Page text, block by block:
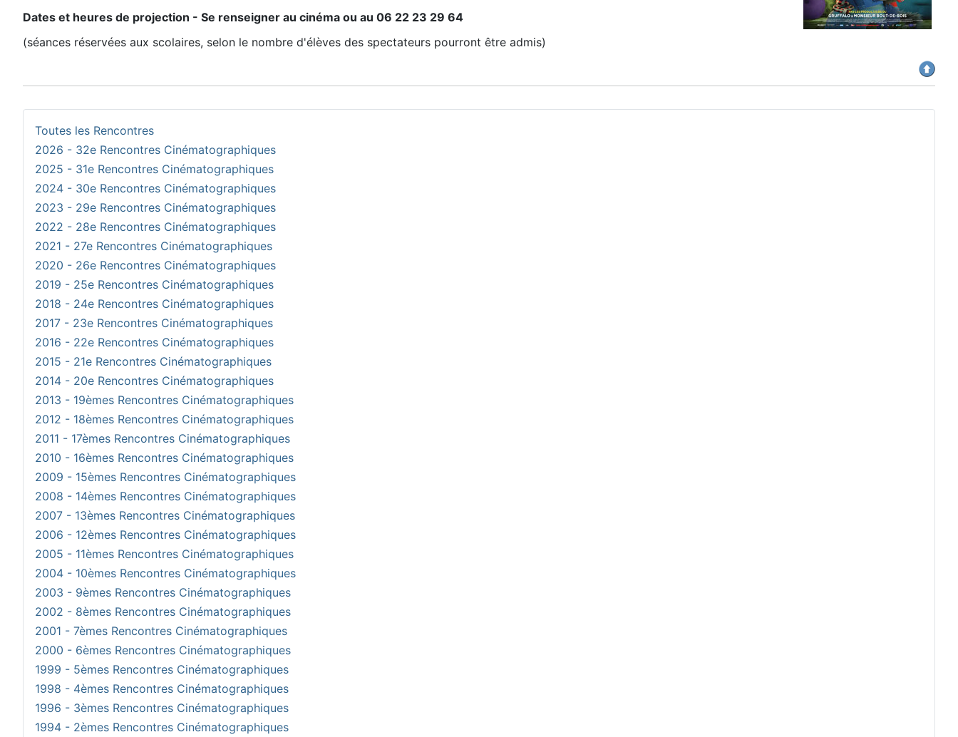
Dates et heures de projection - Se renseigner au cinéma ou au 06 22 23 29 64
(séances réservées aux scolaires, selon le nombre d'élèves des spectateurs pourront être admis)
Toutes les Rencontres
2026 - 32e Rencontres Cinématographiques
2025 - 31e Rencontres Cinématographiques
2024 - 30e Rencontres Cinématographiques
2023 - 29e Rencontres Cinématographiques
2022 - 28e Rencontres Cinématographiques
2021 - 27e Rencontres Cinématographiques
2020 - 26e Rencontres Cinématographiques
2019 - 25e Rencontres Cinématographiques
2018 - 24e Rencontres Cinématographiques
2017 - 23e Rencontres Cinématographiques
2016 - 22e Rencontres Cinématographiques
2015 - 21e Rencontres Cinématographiques
2014 - 20e Rencontres Cinématographiques
2013 - 19èmes Rencontres Cinématographiques
2012 - 18èmes Rencontres Cinématographiques
2011 - 17èmes Rencontres Cinématographiques
2010 - 16èmes Rencontres Cinématographiques
2009 - 15èmes Rencontres Cinématographiques
2008 - 14èmes Rencontres Cinématographiques
2007 - 13èmes Rencontres Cinématographiques
2006 - 12èmes Rencontres Cinématographiques
2005 - 11èmes Rencontres Cinématographiques
2004 - 10èmes Rencontres Cinématographiques
2003 - 9èmes Rencontres Cinématographiques
2002 - 8èmes Rencontres Cinématographiques
2001 - 7èmes Rencontres Cinématographiques
2000 - 6èmes Rencontres Cinématographiques
1999 - 5èmes Rencontres Cinématographiques
1998 - 4èmes Rencontres Cinématographiques
1996 - 3èmes Rencontres Cinématographiques
1994 - 2èmes Rencontres Cinématographiques